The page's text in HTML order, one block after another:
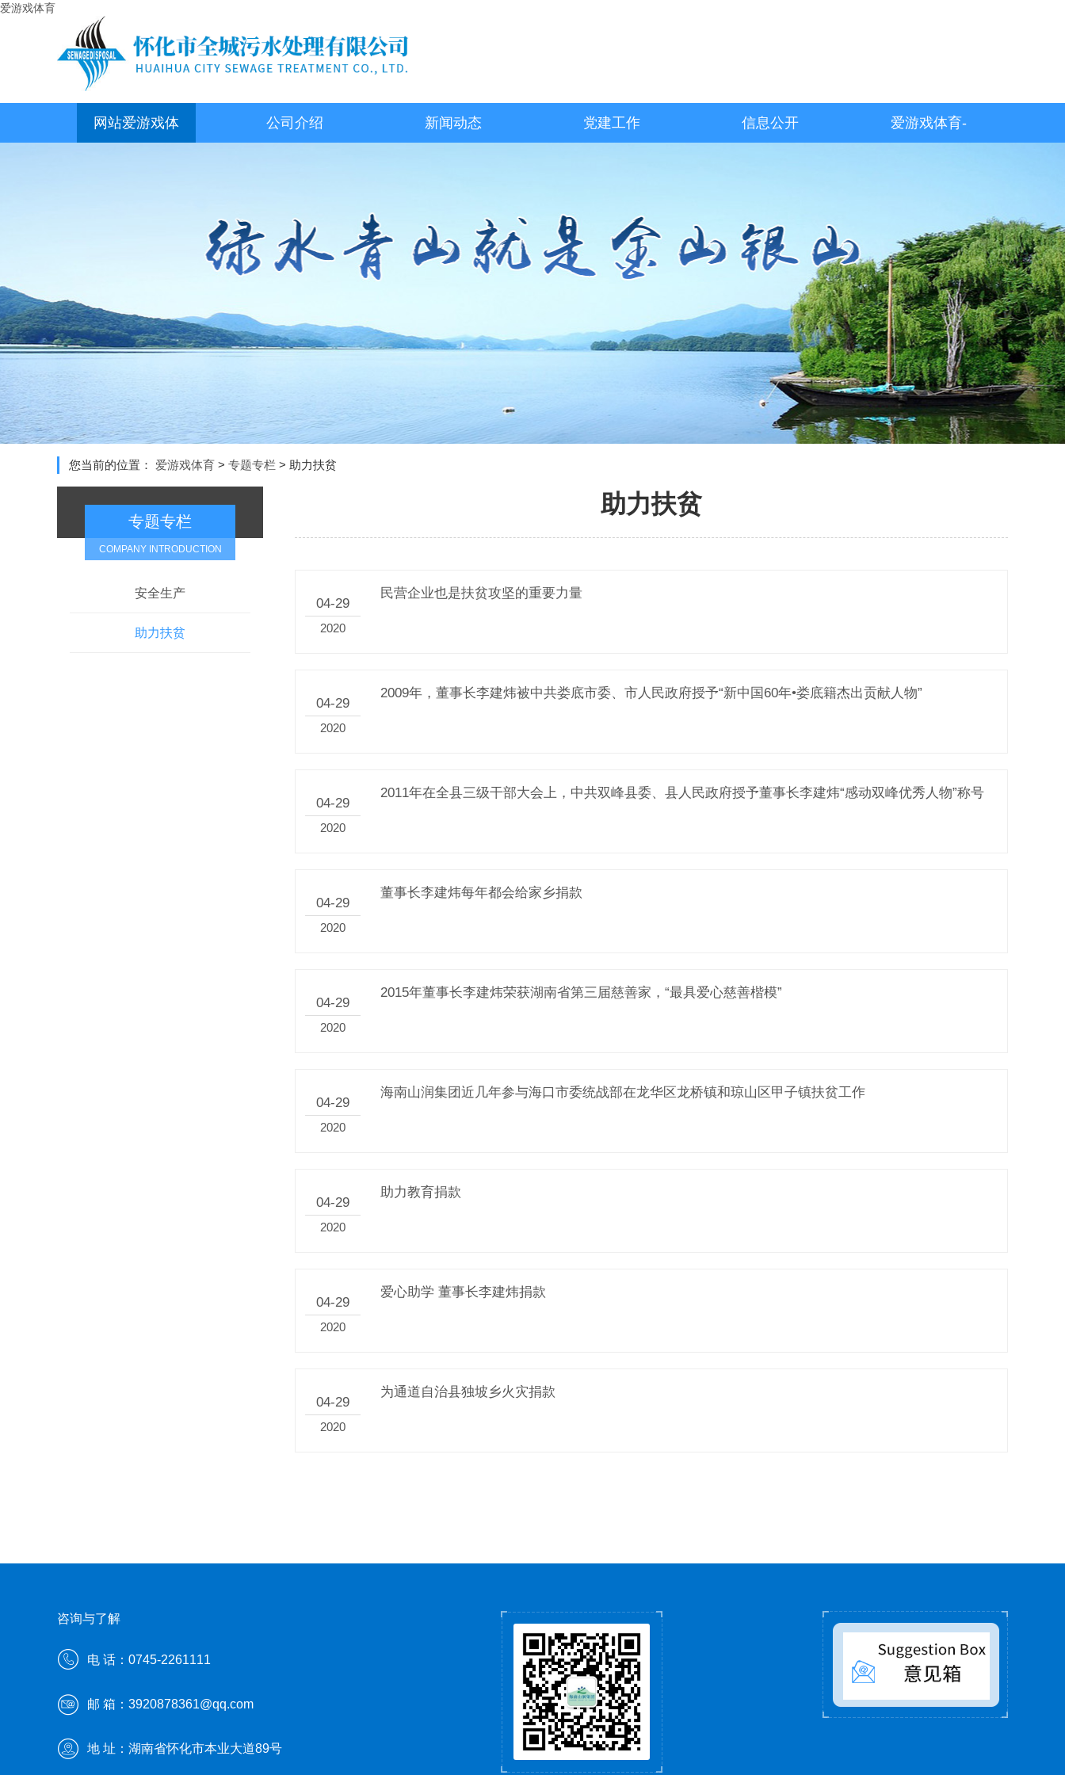
爱游戏体育
网站爱游戏体 公司介绍 新闻动态 党建工作 信息公开 爱游戏体育-
您当前的位置： 爱游戏体育 > 专题专栏 > 助力扶贫
专题专栏
COMPANY INTRODUCTION
安全生产
助力扶贫
助力扶贫
04-29
2020
民营企业也是扶贫攻坚的重要力量
04-29
2020
2009年，董事长李建炜被中共娄底市委、市人民政府授予“新中国60年•娄底籍杰出贡献人物”
04-29
2020
2011年在全县三级干部大会上，中共双峰县委、县人民政府授予董事长李建炜“感动双峰优秀人物”称号
04-29
2020
董事长李建炜每年都会给家乡捐款
04-29
2020
2015年董事长李建炜荣获湖南省第三届慈善家，“最具爱心慈善楷模”
04-29
2020
海南山润集团近几年参与海口市委统战部在龙华区龙桥镇和琼山区甲子镇扶贫工作
04-29
2020
助力教育捐款
04-29
2020
爱心助学 董事长李建炜捐款
04-29
2020
为通道自治县独坡乡火灾捐款
咨询与了解
电 话：0745-2261111
邮 箱：3920878361@qq.com
地 址：湖南省怀化市本业大道89号